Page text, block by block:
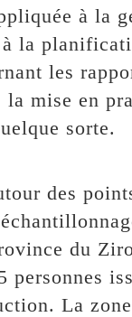
à la
la
les
mise en
sorte.
des
du
personnes
La